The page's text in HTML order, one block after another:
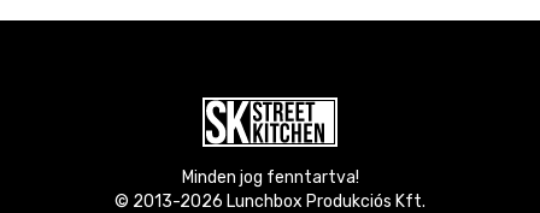
Minden jog fenntartva!
© 2013-2026 Lunchbox Produkciós Kft.